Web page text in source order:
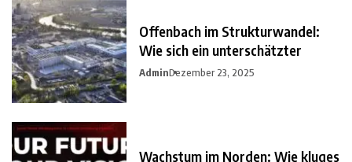
Offenbach im Strukturwandel:
Wie sich ein unterschätzter
AdminDezember 23, 2025
Wachstum im Norden: Wie kluges